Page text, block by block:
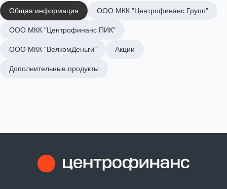
Общая информация ООО МКК "Центрофинанс Групп"
ООО МКК "Центрофинанс ПИК"
ООО МКК "ВелкомДеньги" Акции
Дополнительные продукты
займов,
политикой
сайта,
согласие
обработку